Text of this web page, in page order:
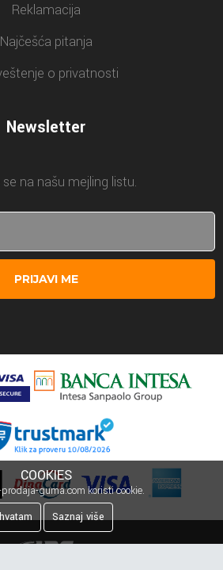
Reklamacija
Najčešća pitanja
o privatnosti
Newsletter
na našu mejling listu.
PRIJAVI ME
COOKIES
guma.com koristi cookie.
Saznaj više